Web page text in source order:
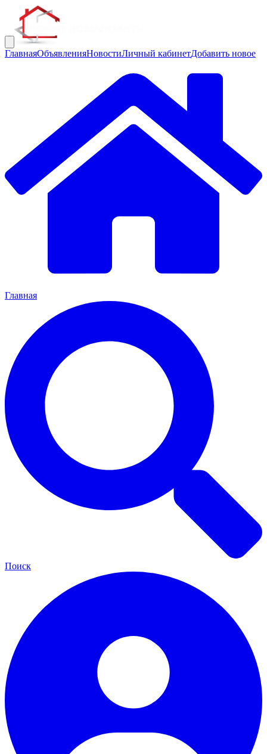
ГлавнаяОбъявленияНовостиЛичный кабинетДобавить новое
Главная
Поиск